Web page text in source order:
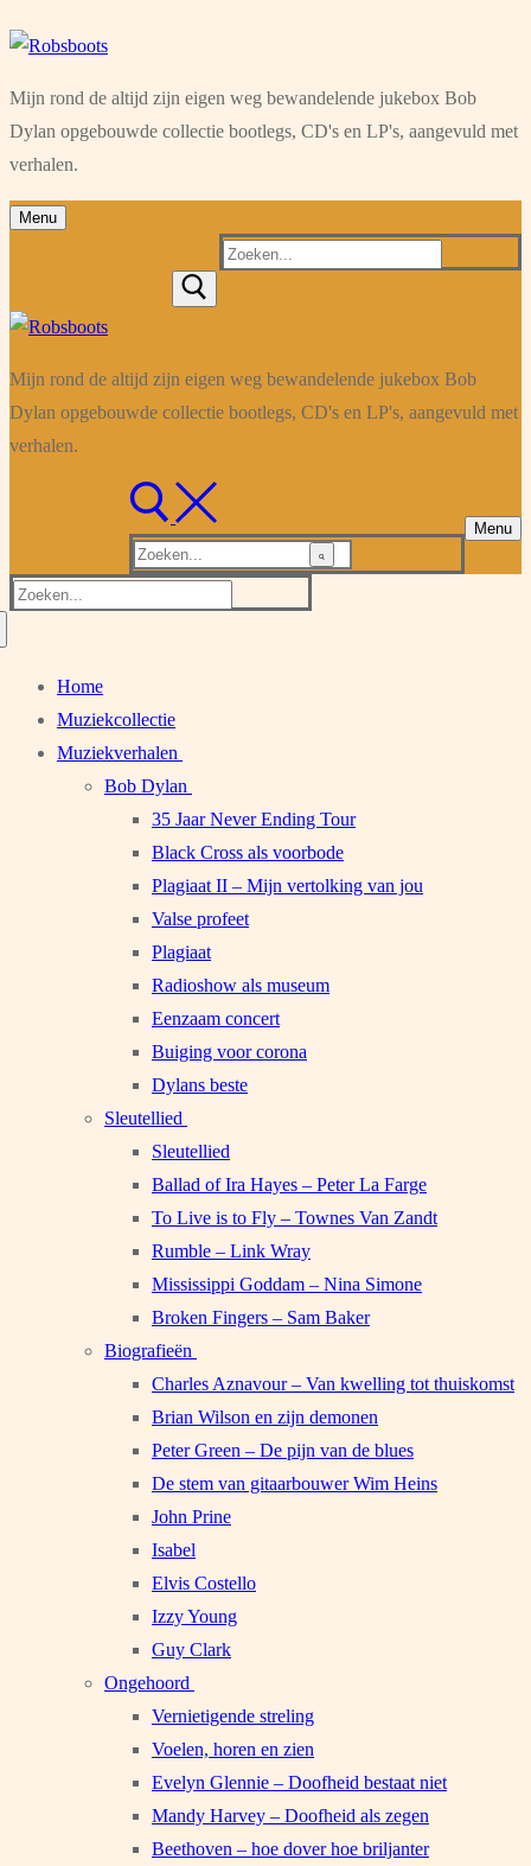
Ga
de
inhoud
Menu
Sluiten
Mijn rond de altijd zijn eigen weg bewandelende jukebox Bob
Dylan opgebouwde collectie bootlegs, CD's en LP's, aangevuld met
verhalen.
Menu
Zoeken
Mijn rond de altijd zijn eigen weg bewandelende jukebox Bob
Dylan opgebouwde collectie bootlegs, CD's en LP's, aangevuld met
verhalen.
Zoeken
naar:
Menu
Zoeken
Home
Muziekcollectie
Muziekverhalen
Bob Dylan
35 Jaar Never Ending Tour
Black Cross als voorbode
Plagiaat II – Mijn vertolking van jou
Valse profeet
Plagiaat
Radioshow als museum
Eenzaam concert
Buiging voor corona
Dylans beste
Sleutellied
Sleutellied
Ballad of Ira Hayes – Peter La Farge
To Live is to Fly – Townes Van Zandt
Rumble – Link Wray
Mississippi Goddam – Nina Simone
Broken Fingers – Sam Baker
Biografieën
Charles Aznavour – Van kwelling tot thuiskomst
Brian Wilson en zijn demonen
Peter Green – De pijn van de blues
De stem van gitaarbouwer Wim Heins
John Prine
Isabel
Elvis Costello
Izzy Young
Guy Clark
Ongehoord
Vernietigende streling
Voelen, horen en zien
Evelyn Glennie – Doofheid bestaat niet
Mandy Harvey – Doofheid als zegen
Beethoven – hoe dover hoe briljanter